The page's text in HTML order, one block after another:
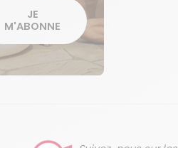
JE
M'ABONNE